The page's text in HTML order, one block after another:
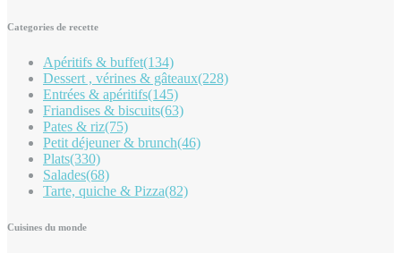
Categories de recette
Apéritifs & buffet(134)
Dessert , vérines & gâteaux(228)
Entrées & apéritifs(145)
Friandises & biscuits(63)
Pates & riz(75)
Petit déjeuner & brunch(46)
Plats(330)
Salades(68)
Tarte, quiche & Pizza(82)
Cuisines du monde